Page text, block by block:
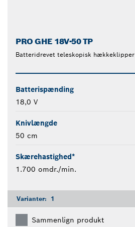
PRO GHE 18V-50 TP
Batteridrevet teleskopisk hækkeklipper
Batterispænding
18,0 V
Knivlængde
50 cm
Skærehastighed*
1.700 omdr./min.
Varianter: 1
Sammenlign produkt